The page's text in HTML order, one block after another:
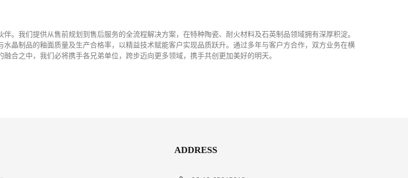
伴。我们提供从售前规划到售后服务的全流程解决方案，在特种陶瓷、耐火材料及石英制品领域拥有深厚积淀。
晶制品的釉面质量及生产合格率，以精益技术赋能客户实现品质跃升。 通过多年与客户方合作，双方业务在横
合之中，我们必将携手各兄弟单位，跨步迈向更多领域，携手共创更加美好的明天。
ADDRESS